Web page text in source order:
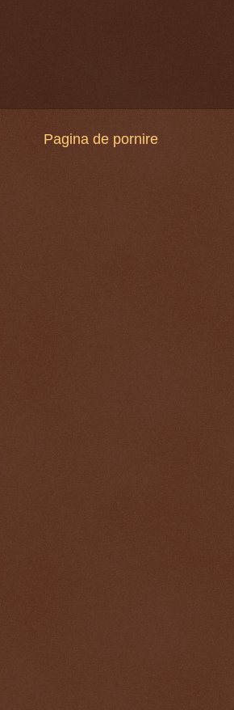
Pagina de pornire